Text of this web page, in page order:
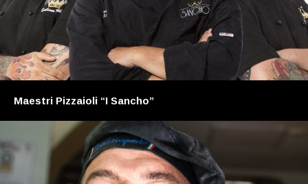
Maestri Pizzaioli “I Sancho”